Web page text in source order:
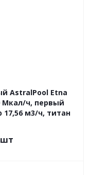
AstralPool Etna
Мкал/ч, первый
17,56 м3/ч, титан